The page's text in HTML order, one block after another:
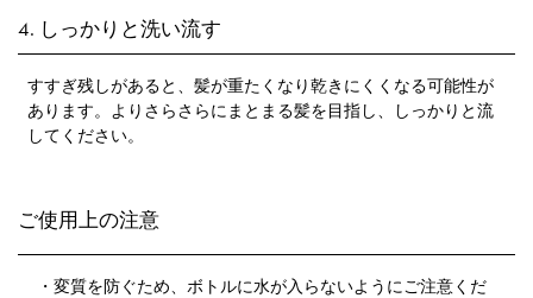
4. しっかりと洗い流す
すすぎ残しがあると、髪が重たくなり乾きにくくなる可能性が
あります。よりさらさらにまとまる髪を目指し、しっかりと流
してください。
ご使用上の注意
・変質を防ぐため、ボトルに水が入らないようにご注意くだ